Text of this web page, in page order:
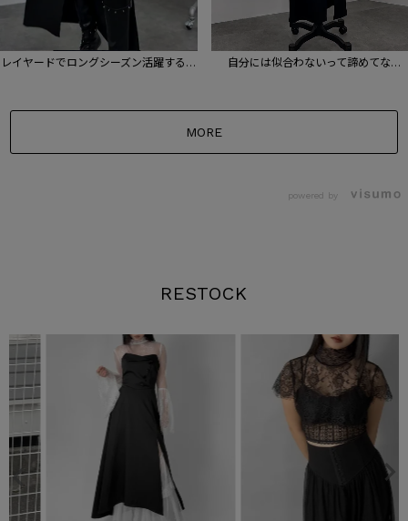
レイヤードでロングシーズン活躍する夏
自分には似合わないって諦めてな
MORE
powered by
RESTOCK